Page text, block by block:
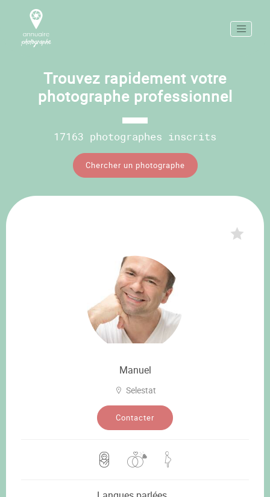
Trouvez rapidement votre
photographe professionnel
17163 photographes inscrits
Chercher un photographe
Manuel
Selestat
Contacter